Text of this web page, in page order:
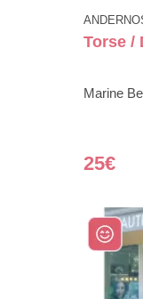
Torse /
Marine
25€